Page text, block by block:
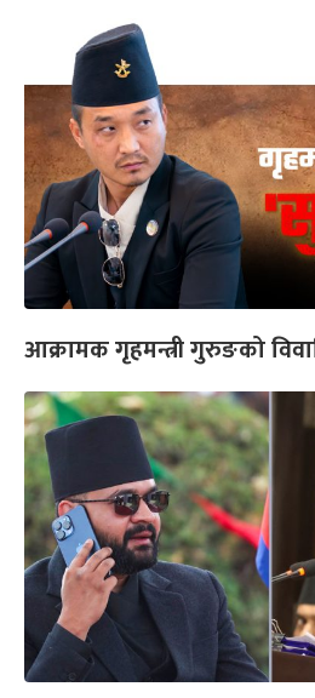
आक्रामक गृहमन्त्री गुरुङको